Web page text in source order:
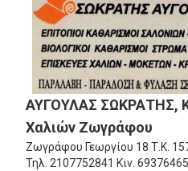
ΑΥΓΟΥΛΑΣ ΣΩΚΡΑΤΗΣ,
Χαλιών Ζωγράφου
Ζωγράφου Γεωργίου 18 Τ.Κ.
Τηλ. 2107752841 Κιν.